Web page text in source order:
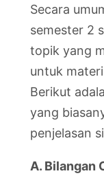
Secara
semester 2
topik yang
untuk
Berikut
yang
penjelasan
A. Bilangan